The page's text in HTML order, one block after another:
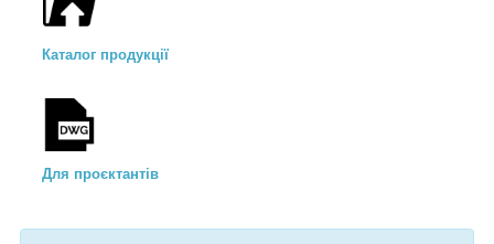
Каталог продукції
Для проєктантів